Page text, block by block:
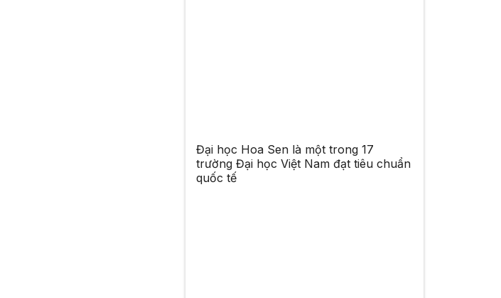
Đại học Hoa Sen là một trong 17
trường Đại học Việt Nam đạt tiêu chuẩn
quốc tế